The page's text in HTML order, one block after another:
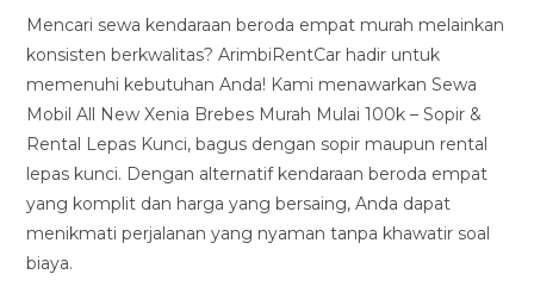
Mencari sewa kendaraan beroda empat murah melainkan
konsisten berkwalitas? ArimbiRentCar hadir untuk
memenuhi kebutuhan Anda! Kami menawarkan Sewa
Mobil All New Xenia Brebes Murah Mulai 100k – Sopir &
Rental Lepas Kunci, bagus dengan sopir maupun rental
lepas kunci. Dengan alternatif kendaraan beroda empat
yang komplit dan harga yang bersaing, Anda dapat
menikmati perjalanan yang nyaman tanpa khawatir soal
biaya.